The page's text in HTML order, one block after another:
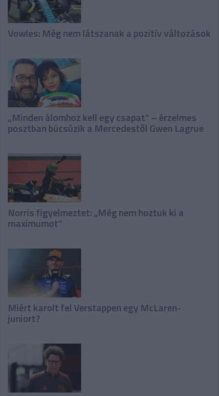
Vowles: Még nem látszanak a pozitív változások
„Minden álomhoz kell egy csapat” – érzelmes
posztban búcsúzik a Mercedestől Gwen Lagrue
Norris figyelmeztet: „Még nem hoztuk ki a
maximumot”
Miért karolt fel Verstappen egy McLaren-
juniort?